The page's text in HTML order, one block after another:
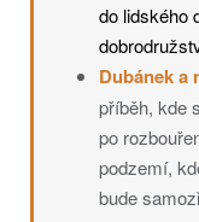
do lidského
Dubánek a
příběh, kde
po
podzemí,
bude